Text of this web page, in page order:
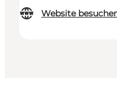
Website